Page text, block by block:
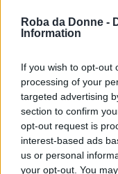
Roba da Donne -
Information
If you wish to opt-out
processing of your
targeted advertising
section to confirm
opt-out request is
interest-based ads
us or personal
your opt-out. You
Frasi sul sanguinare
confini della
Frasi sull'esperienza
Il tempo si
un'altra.
Frasi sui ricordi Frasi sul